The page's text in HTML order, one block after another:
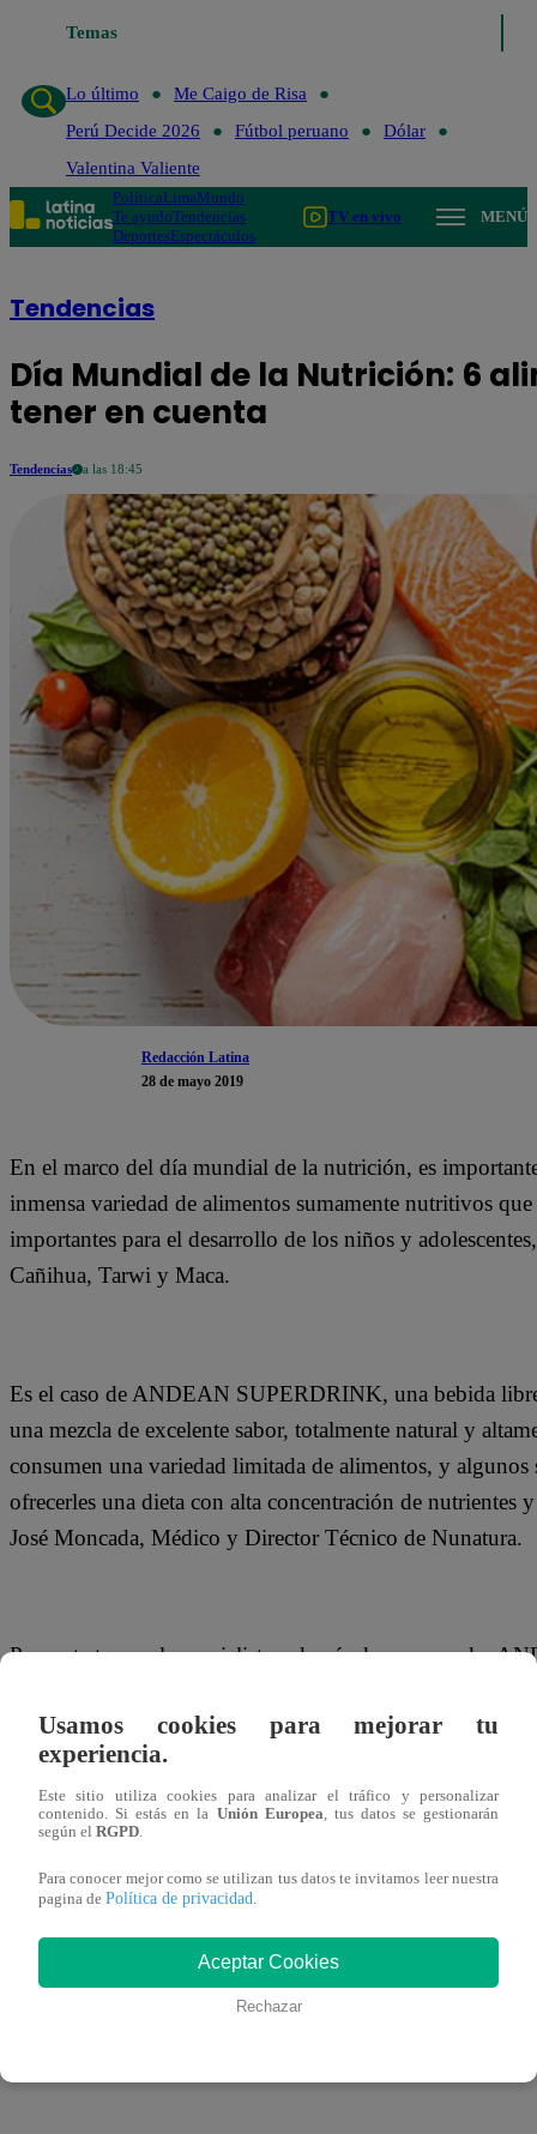
Temas
Lo último
Me Caigo de Risa
Perú Decide 2026
Fútbol peruano
Dólar
Valentina Valiente
PolíticaLimaMundo
Te ayudoTendencias
DeportesEspectáculos
TV en vivo MENÚ
Tendencias
Día Mundial de la Nutrición: 6
tener en cuenta
Tendencias a las 18:45
Redacción Latina
28 de mayo 2019
En el marco del día mundial de la nutrición, es
inmensa variedad de alimentos sumamente nutritivos
importantes para el desarrollo de los niños y
Cañihua, Tarwi y Maca.
Es el caso de ANDEAN SUPERDRINK, una bebida
una mezcla de excelente sabor, totalmente natural y
consumen una variedad limitada de alimentos, y
ofrecerles una dieta con alta concentración de nutrientes
José Moncada, Médico y Director Técnico de Nunatura.
Para este tema, el especialista, además de recomendar
Cacao: Alto contenido de hierro y magnesio
cinco veces mayor contenido en flavonoides que los
antioxidantes contribuyen a mantener el buen
Usamos cookies para mejorar tu
experiencia.
Este sitio utiliza cookies para analizar el tráfico y personalizar
contenido. Si estás en la Unión Europea, tus datos se gestionarán
según el RGPD.
Para conocer mejor como se utilizan tus datos te invitamos leer nuestra
pagina de Política de privacidad.
Aceptar Cookies
Rechazar